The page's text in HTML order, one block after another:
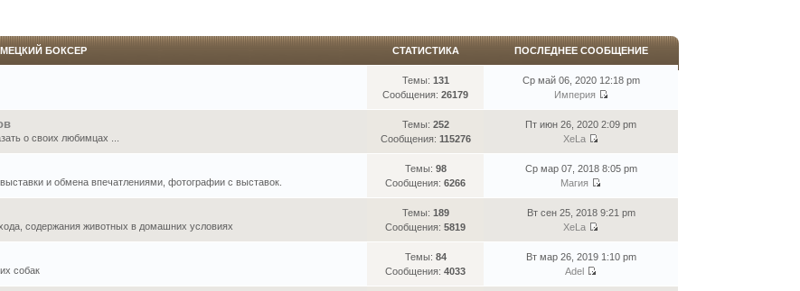
БОКСЕР СТАТИСТИКА ПОСЛЕДНЕЕ СООБЩЕНИЕ
Темы: 131
Сообщения:26179
Ср май 06, 2020 12:18 pm
Империя
о своих любимцах ...
Темы: 252
Сообщения: 115276
Пт июн 26, 2020 2:09 pm
XeLa
и обмена впечатлениями, фотографии с выставок.
Темы: 98
Сообщения:6266
Ср мар 07, 2018 8:05 pm
Магия
содержания животных в домашних условиях
Темы: 189
Сообщения:5819
Вт сен 25, 2018 9:21 pm
XeLa
собак
Темы: 84
Сообщения:4033
Вт мар 26, 2019 1:10 pm
Adel